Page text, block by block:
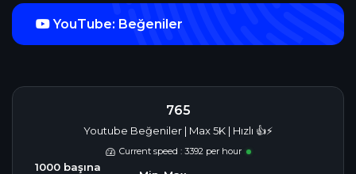
YouTube: Beğeniler
765
Youtube Beğeniler | Max 5K | Hızlı 👍⚡
Current speed : 3392 per hour